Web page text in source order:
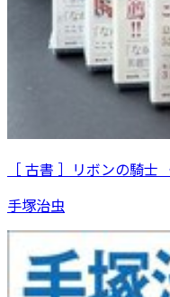
［ 古書 ］リボンの騎
手塚治虫